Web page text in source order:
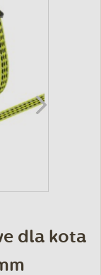
dla kota